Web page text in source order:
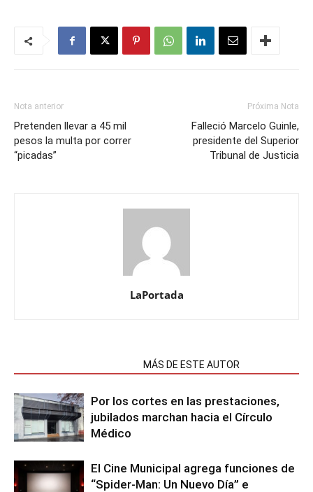
Nota anterior
Pretenden llevar a 45 mil
pesos la multa por correr
“picadas”
Próxima Nota
Falleció Marcelo Guinle,
presidente del Superior
Tribunal de Justicia
LaPortada
MÁS DE ESTE AUTOR
Por los cortes en las prestaciones,
jubilados marchan hacia el Círculo
Médico
El Cine Municipal agrega funciones de
“Spider-Man: Un Nuevo Día” e